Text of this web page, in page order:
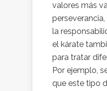
valores más
la
el kárate
para tratar
Por ejemplo,
que este tipo